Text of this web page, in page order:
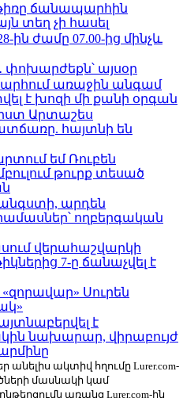
ճանապարհին
տեղ չի հասել
ին ժամը 07.00-ից մինչև
փոխարժեքն՝ այսօր
առաջին անգամ
է խոզի մի քանի օրգան
Արտաշես
հայտնի են
եմ Ռուբեն
թուրք տեսած
արդեն
ողբերգական
վերահաշվարկի
7-ը ճանաչվել է
Սուրեն
է
նախարար, վիրաբույժ
անելիս ակտիվ հղումը Lurer.com-
մասնակի կամ
առանց Lurer.com-ին